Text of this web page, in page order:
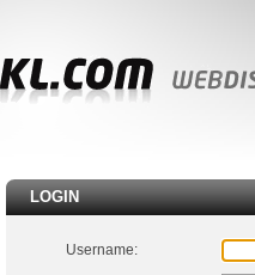
LOGIN
Username: